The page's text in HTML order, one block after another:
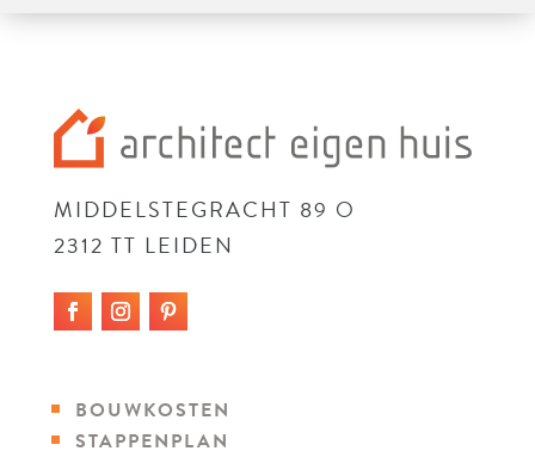
MIDDELSTEGRACHT 89 O
2312 TT LEIDEN
BOUWKOSTEN
STAPPENPLAN